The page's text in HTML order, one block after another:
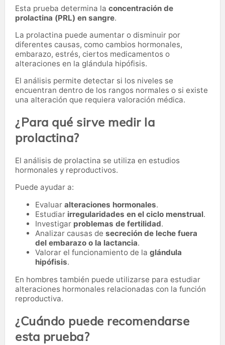
Esta prueba determina la concentración de
prolactina (PRL) en sangre.
La prolactina puede aumentar o disminuir por
diferentes causas, como cambios hormonales,
embarazo, estrés, ciertos medicamentos o
alteraciones en la glándula hipófisis.
El análisis permite detectar si los niveles se
encuentran dentro de los rangos normales o si existe
una alteración que requiera valoración médica.
¿Para qué sirve medir la
prolactina?
El análisis de prolactina se utiliza en estudios
hormonales y reproductivos.
Puede ayudar a:
Evaluar alteraciones hormonales.
Estudiar irregularidades en el ciclo menstrual.
Investigar problemas de fertilidad.
Analizar causas de secreción de leche fuera
del embarazo o la lactancia.
Valorar el funcionamiento de la glándula
hipófisis.
En hombres también puede utilizarse para estudiar
alteraciones hormonales relacionadas con la función
reproductiva.
¿Cuándo puede recomendarse
esta prueba?